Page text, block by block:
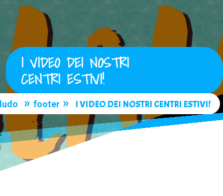
I VIDEO DEI NOSTRI
CENTRI ESTIVI!
» footer » I VIDEO DEI NOSTRI CENTRI ESTIVI!